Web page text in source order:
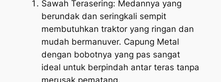
Sawah Terasering: Medannya yang
berundak dan seringkali sempit
membutuhkan traktor yang ringan dan
mudah bermanuver. Capung Metal
dengan bobotnya yang pas sangat
ideal untuk berpindah antar teras tanpa